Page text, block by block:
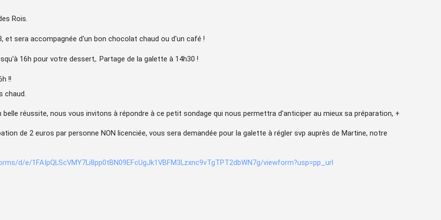
Rois.
et sera accompagnée d'un bon chocolat chaud ou d'un café !
16h pour votre dessert,. Partage de la galette à 14h30 !
!!
chaud.
réussite, nous vous invitons à répondre à ce petit sondage qui nous permettra d'anticiper au mieux sa préparation, +
de 2 euros par personne NON licenciée, vous sera demandée pour la galette à régler svp auprès de Martine, notre
d/e/1FAIpQLScVMY7Li8pp0tBN09EFcUgJk1VBFM3Lzxnc9vTgTPT2dbWN7g/viewform?usp=pp_url